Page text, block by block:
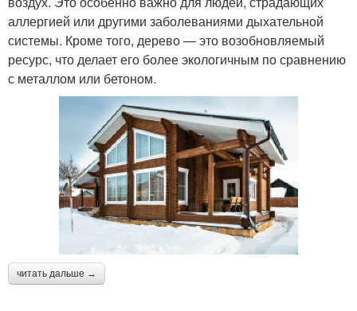
аллергией или другими заболеваниями дыхательной
системы. Кроме того, дерево — это возобновляемый
ресурс, что делает его более экологичным по сравнению
с металлом или бетоном.
читать дальше →